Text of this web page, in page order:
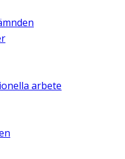
arbete